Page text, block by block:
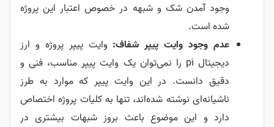
وجود آمدن شک و شبهه در خصوص اعتبار این پروژه
شده است.
عدم وجود وایت پیپر شفاف: وایت پیپر پروژه و ارز
دیجیتال pi را نمی‌توان یک وایت پیپر مناسب، فنی و
دقیق دانست. در این وایت پیپر که موارد به طرز
ناشیانه‌ای نوشته شده‌اند، تنها به کلیات پروژه اختصاص
دارد و این موضوع باعث بروز شبهات بیشتری در